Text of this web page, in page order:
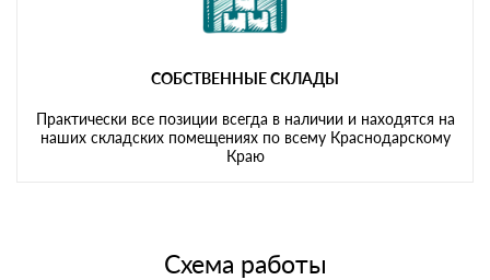
СОБСТВЕННЫЕ СКЛАДЫ
Практически все позиции всегда в наличии и находятся на
наших складских помещениях по всему Краснодарскому
Краю
Схема работы